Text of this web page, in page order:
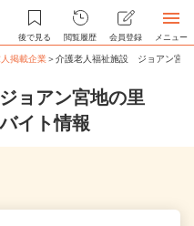
後で見る 閲覧履歴 会員登録 メニュー
掲載企業＞介護老人福祉施設 ジョアン宮地
ョアン宮地の里
イト情報